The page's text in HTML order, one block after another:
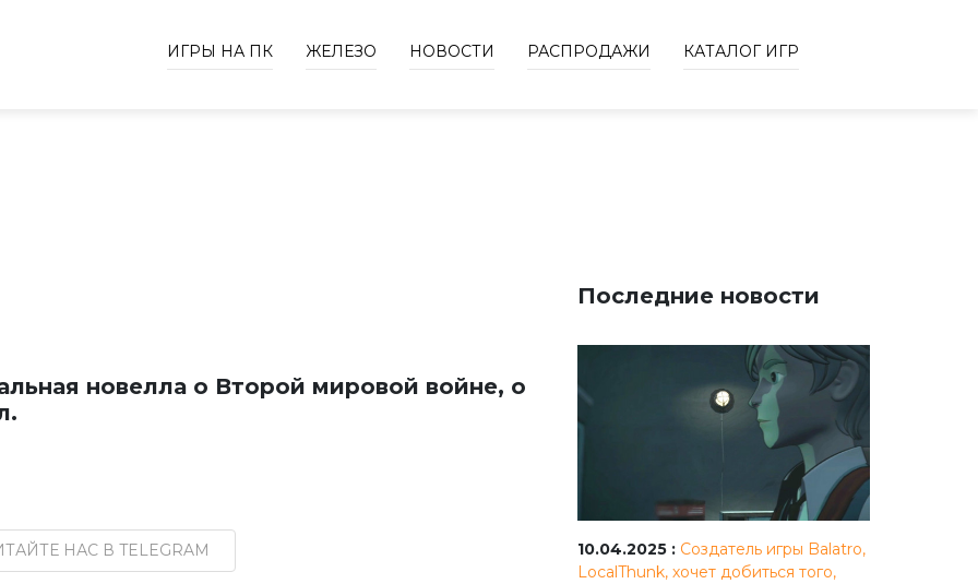
ИГРЫ НА ПК ЖЕЛЕЗО НОВОСТИ РАСПРОДАЖИ КАТАЛОГ ИГР
новелла о Второй мировой войне, о
НАС В TELEGRAM
Последние новости
10.04.2025 : Создатель игры Balatro,
LocalThunk, хочет добиться того,